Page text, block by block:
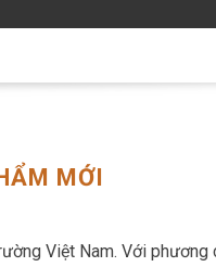
MỚI
Việt Nam. Với